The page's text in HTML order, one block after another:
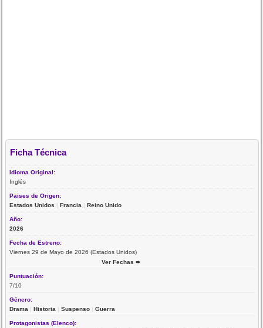
Ficha Técnica
Idioma Original:
Inglés
Paises de Origen:
Estados Unidos |Francia |Reino Unido
Año:
2026
Fecha de Estreno:
Viernes 29 de Mayo de 2026 (Estados Unidos)
Ver Fechas ➨
Puntuación:
7/10
Género:
Drama |Historia |Suspenso |Guerra
Protagonistas (Elenco):